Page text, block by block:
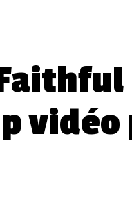
vidéo